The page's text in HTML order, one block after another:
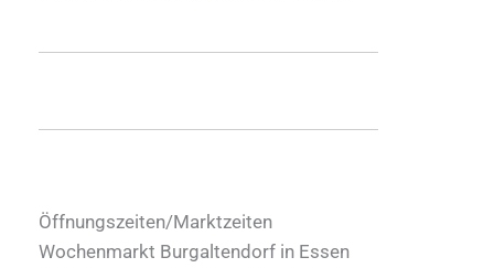
Öffnungszeiten/Marktzeiten
Wochenmarkt Burgaltendorf in Essen